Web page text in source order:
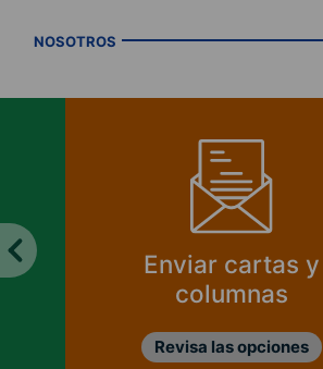
NOSOTROS
Enviar cartas y
columnas
Revisa las opciones